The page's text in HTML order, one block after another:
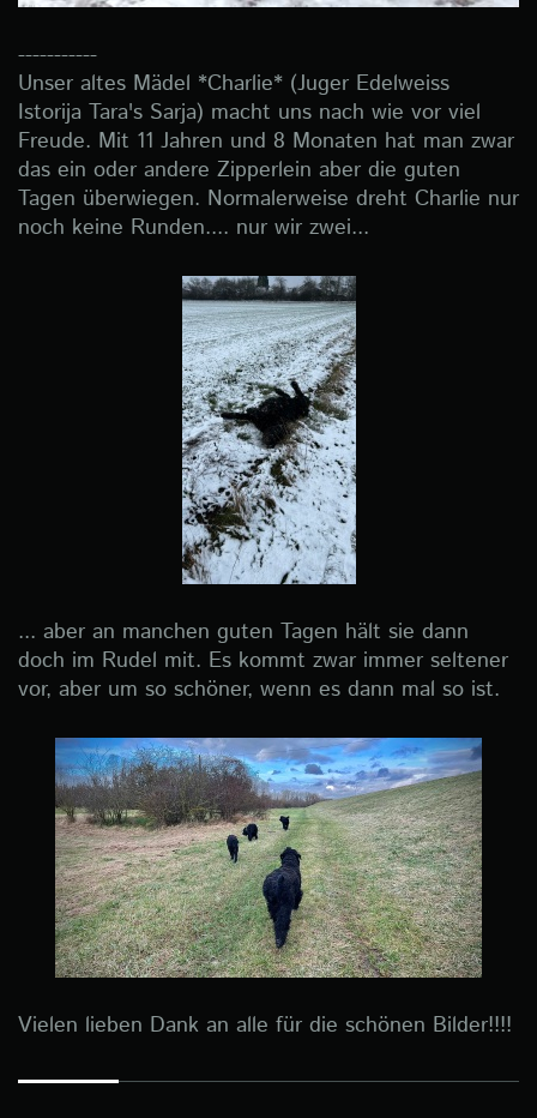
-----------
Unser altes Mädel *Charlie* (Juger Edelweiss
Istorija Tara's Sarja) macht uns nach wie vor viel
Freude. Mit 11 Jahren und 8 Monaten hat man zwar
das ein oder andere Zipperlein aber die guten
Tagen überwiegen. Normalerweise dreht Charlie nur
noch keine Runden.... nur wir zwei...
... aber an manchen guten Tagen hält sie dann
doch im Rudel mit. Es kommt zwar immer seltener
vor, aber um so schöner, wenn es dann mal so ist.
Vielen lieben Dank an alle für die schönen Bilder!!!!